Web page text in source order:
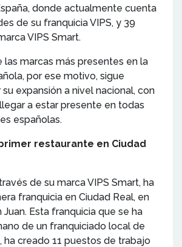
donde actualmente cuenta
de su franquicia VIPS, y 39
VIPS Smart.
las marcas más presentes en la
por ese motivo, sigue
expansión a nivel nacional, con
a estar presente en todas
españolas.
restaurante en Ciudad
de su marca VIPS Smart, ha
franquicia en Ciudad Real, en
Juan. Esta franquicia que se ha
de un franquiciado local de
ha creado 11 puestos de trabajo